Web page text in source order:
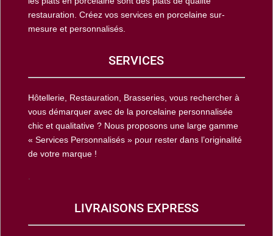
restauration. Créez vos services en porcelaine sur-
mesure et personnalisés.
SERVICES
Hôtellerie, Restauration, Brasseries, vous rechercher à
vous démarquer avec de la porcelaine personnalisée
chic et qualitative ? Nous proposons une large gamme
« Services Personnalisés » pour rester dans l’originalité
de votre marque !
LIVRAISONS EXPRESS